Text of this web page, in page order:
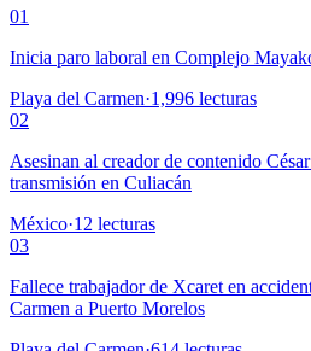
01
Inicia paro laboral en Complejo
Playa del Carmen·1,996 lecturas
02
Asesinan al creador de contenido
transmisión en Culiacán
México·12 lecturas
03
Fallece trabajador de Xcaret en
Carmen a Puerto Morelos